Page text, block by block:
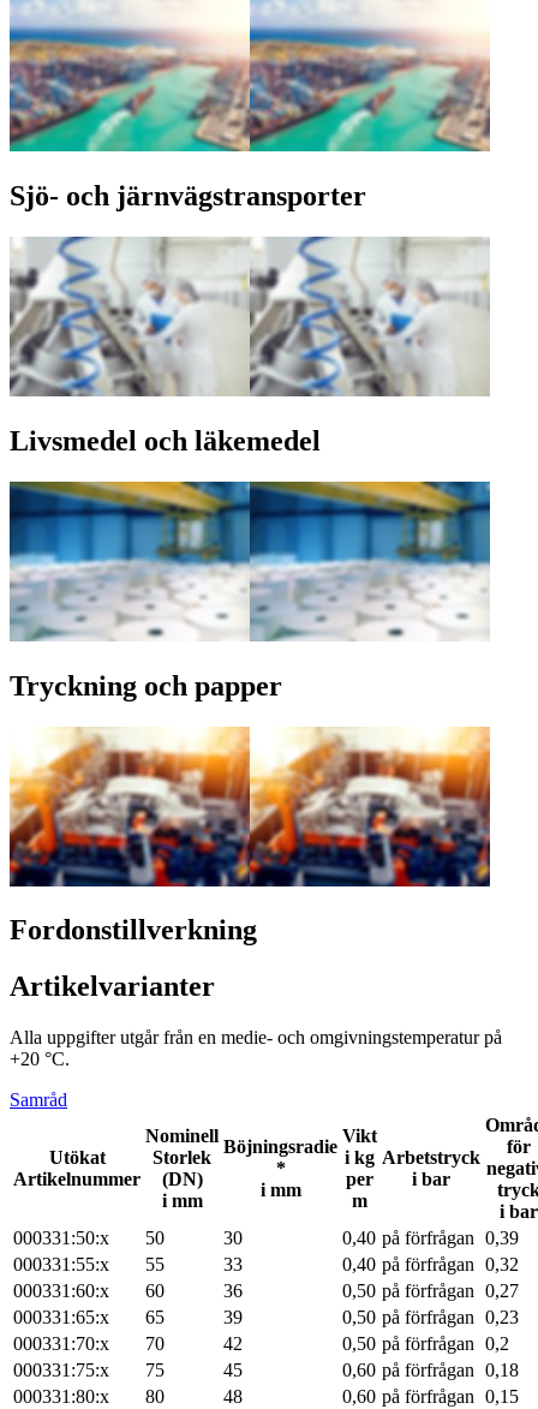
Sjö- och järnvägstransporter
Livsmedel och läkemedel
Tryckning och papper
Fordonstillverkning
Artikelvarianter
Alla uppgifter utgår från en medie- och omgivningstemperatur på
+20 °C.
Samråd
Utökat
Artikelnummer
Nominell
Storlek
(DN)
i mm
Böjningsradie
*
i mm
Vikt
i kg
per
m
Arbetstryck
i bar
för
i bar
000331:50:x
50 30 0,40 på förfrågan 0,39
000331:55:x
55 33 0,40 på förfrågan 0,32
000331:60:x
60 36 0,50 på förfrågan 0,27
000331:65:x
65 39 0,50 på förfrågan 0,23
000331:70:x
70 42 0,50 på förfrågan 0,2
000331:75:x
75 45 0,60 på förfrågan 0,18
000331:80:x
80 48 0,60 på förfrågan 0,15